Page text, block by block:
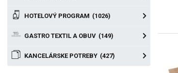
HOTELOVÝ PROGRAM (1026)
GASTRO TEXTIL A OBUV (149)
KANCELÁRSKE POTREBY (427)